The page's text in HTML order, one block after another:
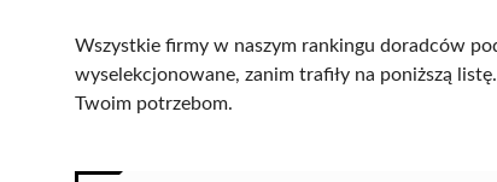
Wszystkie firmy w naszym rankingu doradców
wyselekcjonowane, zanim trafiły na poniższą
Twoim potrzebom.